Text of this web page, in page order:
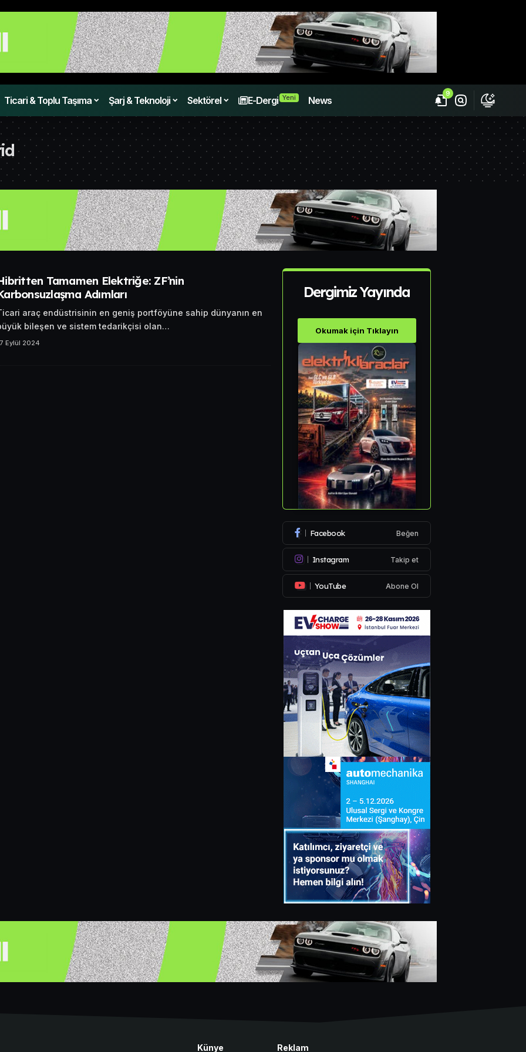
Ticari & Toplu Taşıma Şarj & Teknoloji Sektörel E-Dergi Yeni News
9
Tamamen Elektriğe: ZF’nin
Adımları
araç endüstrisinin en geniş portföyüne sahip dünyanın en
bileşen ve sistem tedarikçisi olan…
Eylül 2024
Dergimiz Yayında
Okumak için Tıklayın
Facebook Beğen
Instagram Takip et
YouTube Abone Ol
Künye Reklam